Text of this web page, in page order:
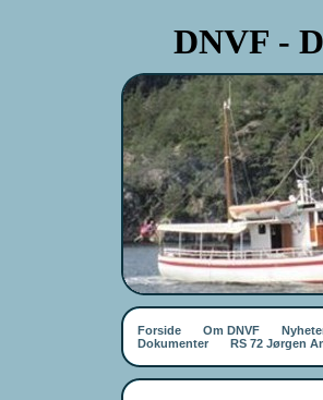
DNVF -
Forside Om DNVF
Dokumenter
RS 72 Jørgen